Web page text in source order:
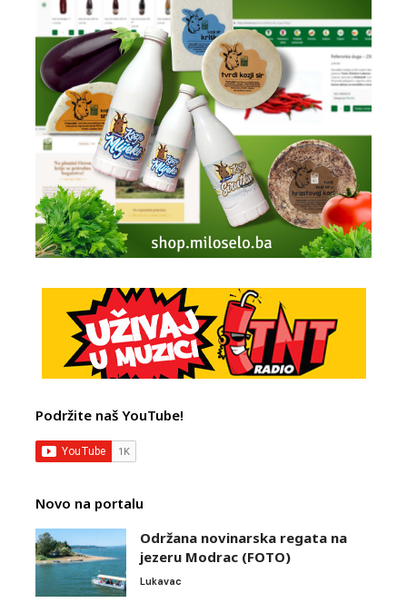
Podržite naš YouTube!
Novo na portalu
Održana novinarska regata na
jezeru Modrac (FOTO)
Lukavac